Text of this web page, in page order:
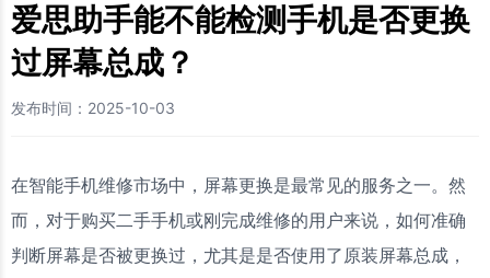
爱思助手能不能检测手机是否更换
过屏幕总成？
发布时间：2025-10-03
在智能手机维修市场中，屏幕更换是最常见的服务之一。然
而，对于购买二手手机或刚完成维修的用户来说，如何准确
判断屏幕是否被更换过，尤其是是否使用了原装屏幕总成，